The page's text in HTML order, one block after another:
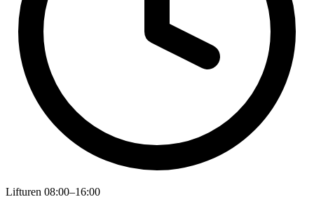
Lifturen 08:00–16:00